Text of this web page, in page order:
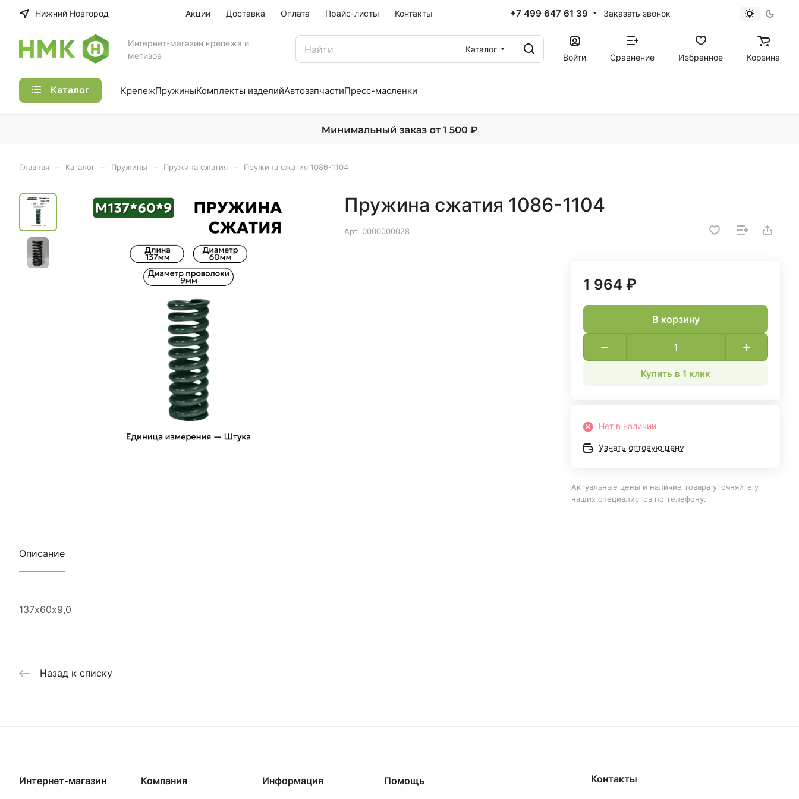
Нижний Новгород Акции Доставка Оплата Прайс-листы Контакты +7 499 647 61 39 Заказать звонок
Интернет-магазин крепежа и
метизов
Каталог
Войти
Сравнение Избранное Корзина
Каталог КрепежПружиныКомплекты изделийАвтозапчастиПресс-масленки
Главная Каталог Пружины Пружина сжатия Пружина сжатия 1086-1104
Пружина сжатия 1086-1104
Арт. 0000000028
1 964 ₽
В корзину
Купить в 1 клик
Нет в наличии
Узнать оптовую цену
Актуальные цены и наличие товара уточняйте у
наших специалистов по телефону.
Описание
137х60х9,0
Назад к списку
Интернет-магазин Компания Информация Помощь Контакты